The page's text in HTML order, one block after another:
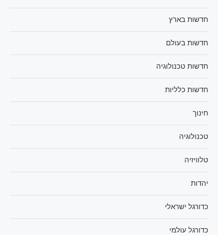
חדשות בארץ
חדשות בעולם
חדשות טכנולוגיה
חדשות כלליות
חינוך
טכנולוגיה
טלוויזיה
יהדות
כדורגל ישראלי
כדורגל עולמי